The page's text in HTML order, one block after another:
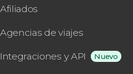
Afiliados
Agencias de viajes
Integraciones y API Nuevo